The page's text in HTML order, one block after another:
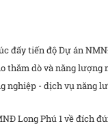
đẩy tiến độ Dự án
thăm dò và năng lượng
nghiệp - dịch vụ năng
Long Phú 1 về đích